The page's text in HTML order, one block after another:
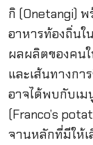
กิ (Onetangi)
อาหารท้องถิ่นใ
ผลผลิตของคน
และเส้นทางกา
อาจได้พบกับเ
(Franco’s
จานหลักที่มีให้